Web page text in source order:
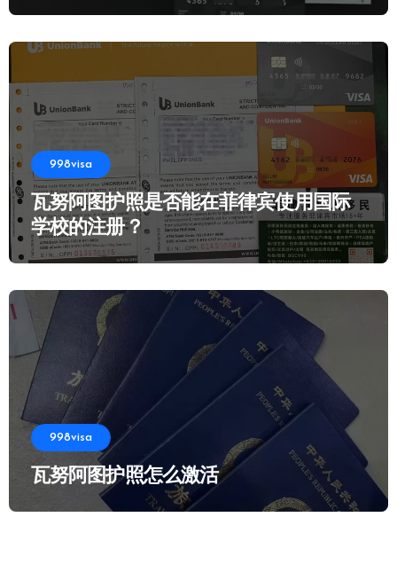
998visa
瓦努阿图护照是否能在菲律宾使用国际
学校的注册？
998visa
瓦努阿图护照怎么激活